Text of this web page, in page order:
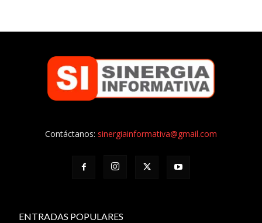
Contáctanos: sinergiainformativa@gmail.com
ENTRADAS POPULARES